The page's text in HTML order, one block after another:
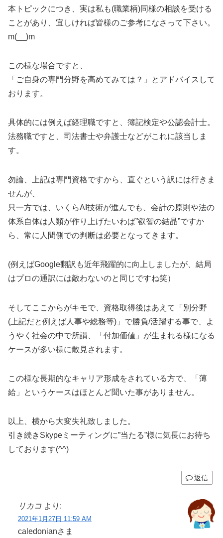
本トピックにつき、実は私も(職業柄)同様の相談を受ける
ことがあり、宜しければ皆様のご参考になさって下さい。
m(__)m
この様な場合ですと、
「ご自身の専門分野を高めてみては？」とアドバイスして
おります。
具体的には例えば経理職ですと、簿記検定や公認会計士。
法務職ですと、司法書士や弁護士などがこれに該当しま
す。
勿論、上記は専門資格ですから、直ぐという訳には行きま
せんが、
只一方では、いくらAI技術が進んでも、会計の原則や法の
体系自体は人類が作り上げたいわば”叡智の結晶”ですか
ら、常に人間側での判断は必要となってきます。
(例えばGoogle翻訳も近年飛躍的に向上しましたが、結局
はプロの通訳には敵わないのと同じですね笑）
そしてここからがキモで、資格取得後はあえて「別分野
(上記だと例えば人事や総務等)」で勝負/活躍する事で、よ
うやく社会の中で所謂、「付加価値」が生まれる様になる
ケースが多い様に散見されます。
この様な長期的なキャリア形成をされている方で、「薄
給」というケースはほとんど聞いた事がありません。
以上、横から大変失礼致しました。
引き続きSkypeミーティングに”当たる”様に気長にお待ち
しております(^^)
返信
リカコ より:
2021年1月27日 11:59 AM
caledonianさま